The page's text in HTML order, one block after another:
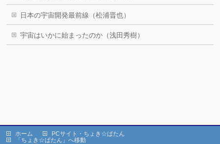
日本の宇宙開発最前線（松浦晋也）
宇宙はいかに始まったのか（浅田秀樹）
ホーム
PCサイト・ちょき☆ぱたん
「ちょき☆ぱたん」へ移動